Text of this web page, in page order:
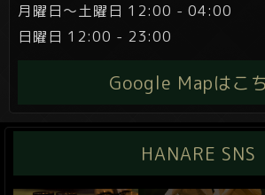
月曜日～土曜日 12:00 - 04:00
日曜日 12:00 - 23:00
Google Mapはこ
HANARE SNS